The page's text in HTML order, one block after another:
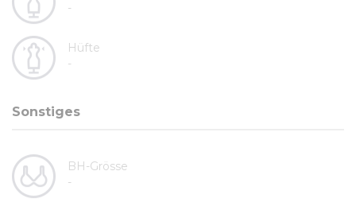
-
Hüfte
-
Sonstiges
BH-Grösse
-